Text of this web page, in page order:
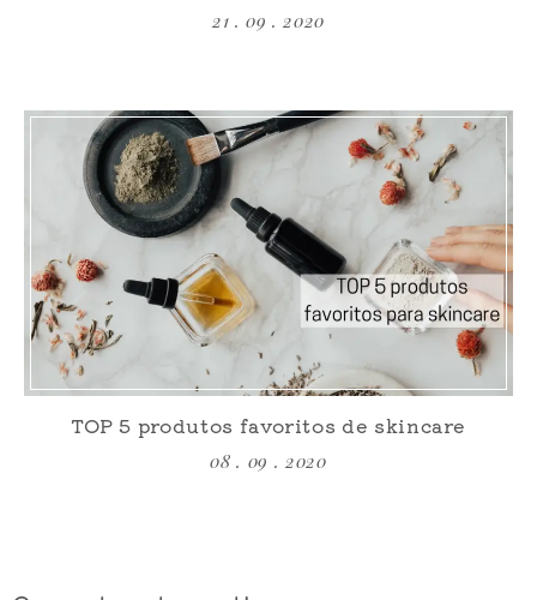
21 . 09 . 2020
TOP 5 produtos favoritos de skincare
08 . 09 . 2020